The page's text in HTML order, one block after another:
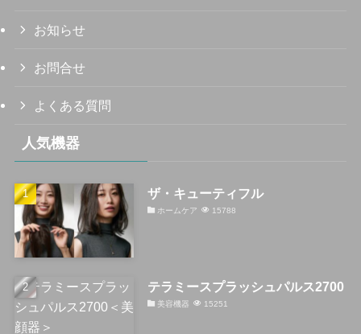
お知らせ
お問合せ
よくある質問
人気機器
ザ・キューティフル
ホームケア 15788
テラミースプラッシュパルス2700
美容機器 15251